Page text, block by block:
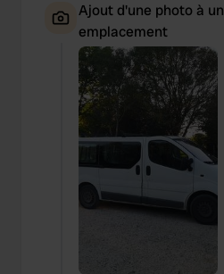
Ajout d'une photo à un
emplacement